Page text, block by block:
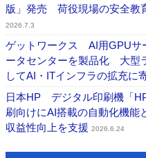
版」発売 荷役現場の安全教
2026.7.3
ゲットワークス AI用GPUサ
ータセンターを製品化 大型
してAI・ITインフラの拡充に
日本HP デジタル印刷機「
刷向けにAI搭載の自動化機能
収益性向上を支援 2026.6.24